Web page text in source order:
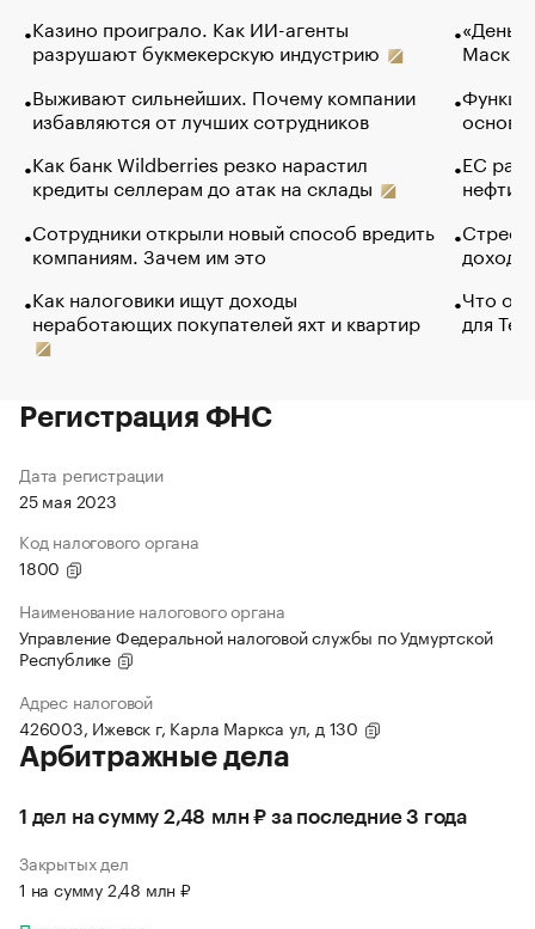
Казино проиграло. Как ИИ-агенты
разрушают букмекерскую индустрию
Выживают сильнейших. Почему компании
избавляются от лучших сотрудников
Как банк Wildberries резко нарастил
кредиты селлерам до атак на склады
Сотрудники открыли новый способ вредить
компаниям. Зачем им это
Как налоговики ищут доходы
неработающих покупателей яхт и квартир
Маск в
основ
ЕС
нефти
Что
для
Регистрация ФНС
Дата регистрации
25 мая 2023
Код налогового органа
1800
Наименование налогового органа
Управление Федеральной налоговой службы по Удмуртской
Республике
Адрес налоговой
426003, Ижевск г, Карла Маркса ул, д 130
Арбитражные дела
1 дел на сумму 2,48 млн ₽ за последние 3 года
Закрытых дел
1 на сумму 2,48 млн ₽